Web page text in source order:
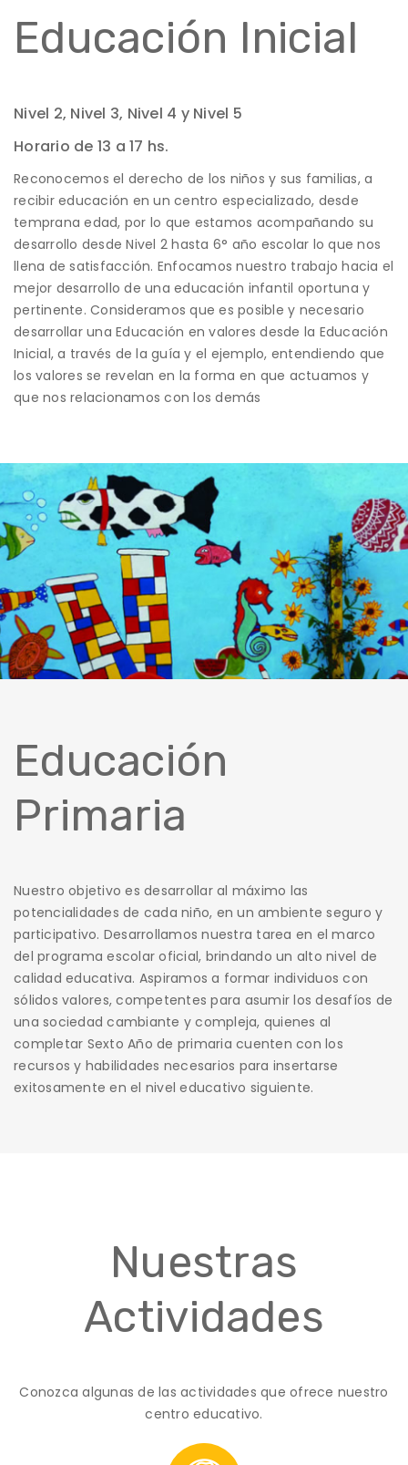
Educación Inicial
Nivel 2, Nivel 3, Nivel 4 y Nivel 5
Horario de 13 a 17 hs.
Reconocemos el derecho de los niños y sus familias, a
recibir educación en un centro especializado, desde
temprana edad, por lo que estamos acompañando su
desarrollo desde Nivel 2 hasta 6° año escolar lo que nos
llena de satisfacción. Enfocamos nuestro trabajo hacia el
mejor desarrollo de una educación infantil oportuna y
pertinente. Consideramos que es posible y necesario
desarrollar una Educación en valores desde la Educación
Inicial, a través de la guía y el ejemplo, entendiendo que
los valores se revelan en la forma en que actuamos y
que nos relacionamos con los demás
Educación
Primaria
Nuestro objetivo es desarrollar al máximo las
potencialidades de cada niño, en un ambiente seguro y
participativo. Desarrollamos nuestra tarea en el marco
del programa escolar oficial, brindando un alto nivel de
calidad educativa. Aspiramos a formar individuos con
sólidos valores, competentes para asumir los desafíos de
una sociedad cambiante y compleja, quienes al
completar Sexto Año de primaria cuenten con los
recursos y habilidades necesarios para insertarse
exitosamente en el nivel educativo siguiente.
Nuestras
Actividades
Conozca algunas de las actividades que ofrece nuestro
centro educativo.